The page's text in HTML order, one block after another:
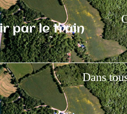
par le train
Dans